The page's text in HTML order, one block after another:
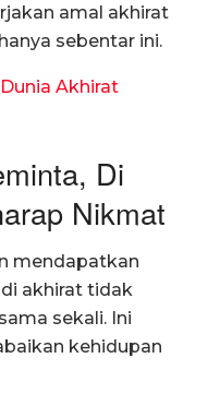
amal akhirat
sebentar ini.
Akhirat
Di
Nikmat
mendapatkan
akhirat tidak
sekali. Ini
kehidupan